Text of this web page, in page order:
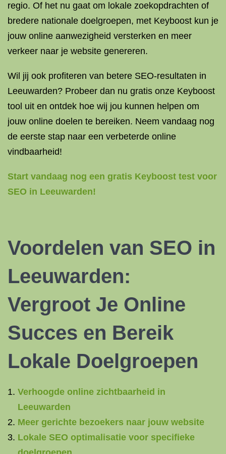
regio. Of het nu gaat om lokale zoekopdrachten of
bredere nationale doelgroepen, met Keyboost kun je
jouw online aanwezigheid versterken en meer
verkeer naar je website genereren.
Wil jij ook profiteren van betere SEO-resultaten in
Leeuwarden? Probeer dan nu gratis onze Keyboost
tool uit en ontdek hoe wij jou kunnen helpen om
jouw online doelen te bereiken. Neem vandaag nog
de eerste stap naar een verbeterde online
vindbaarheid!
Start vandaag nog een gratis Keyboost test voor
SEO in Leeuwarden!
Voordelen van SEO in
Leeuwarden:
Vergroot Je Online
Succes en Bereik
Lokale Doelgroepen
Verhoogde online zichtbaarheid in
Leeuwarden
Meer gerichte bezoekers naar jouw website
Lokale SEO optimalisatie voor specifieke